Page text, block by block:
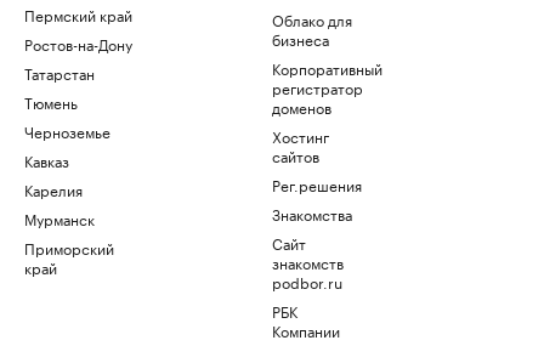
Пермский край
Ростов-на-Дону
Татарстан
Тюмень
Черноземье
Кавказ
Карелия
Мурманск
Приморский
край
Облако для
бизнеса
Корпоративный
регистратор
доменов
Хостинг
сайтов
Рег.решения
Знакомства
Сайт
знакомств
podbor.ru
РБК
Компании